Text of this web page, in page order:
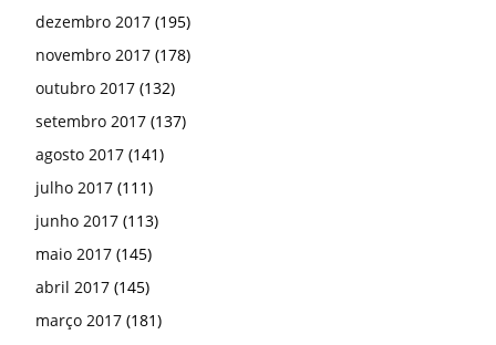
dezembro 2017 (195)
novembro 2017 (178)
outubro 2017 (132)
setembro 2017 (137)
agosto 2017 (141)
julho 2017 (111)
junho 2017 (113)
maio 2017 (145)
abril 2017 (145)
março 2017 (181)